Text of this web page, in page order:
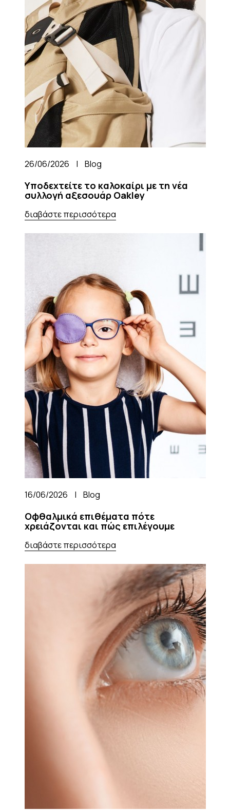
26/06/2026 | Blog
Υποδεχτείτε το καλοκαίρι με τη νέα
συλλογή αξεσουάρ Oakley
διαβάστε περισσότερα
16/06/2026 | Blog
Οφθαλμικά επιθέματα πότε
χρειάζονται και πώς επιλέγουμε
διαβάστε περισσότερα